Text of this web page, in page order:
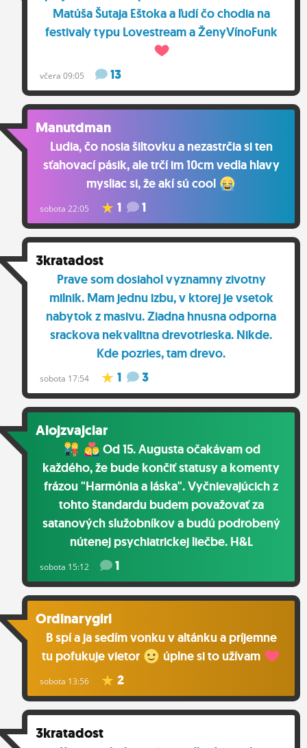
Matúša Šutaja Eštoka a ľudí čo chodia na
festivaly typu Lovestream a ŽenyVínoFunk
včera 09:05 13
Manutdman
Ludia, čo nosia šiltovku a nezastrčia si ten
sťahovací pásik, ale trčí im 10cm vedla hlavy
mysliac si, že akí sú cool
sobota 22:05 1 1
3kratadost
Prave som dosiahol vyznamny zivotny
milnik. Mam jednu izbu, v ktorej je vsetok
nabytok z masivu. Ziadna hnusna odporna
srackova nekvalitna drevotrieska. Nikde.
Kde pozries, tam drevo.
sobota 17:54 1 3
Alojzvajciar
Od 15. Augusta očakávam od
každého, že bude končiť statusy a komenty
frázou "Harmónia a láska". Vyčnievajúcich z
tohto štandardu budem považovať za
satanových služobníkov a budú podrobený
nútenej psychiatrickej liečbe. H&L
sobota 15:12 1
Ordinarygirl
B spí a ja sedím vonku v altánku a príjemne
tu pofukuje vietor
úplne si to užívam
sobota 13:56 2
3kratadost